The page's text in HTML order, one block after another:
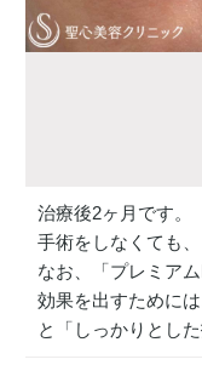
治療後2ヶ月です。
手術をしなくても
なお、「プレミア
効果を出すために
と「しっかりとし